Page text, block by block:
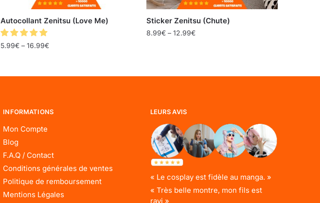
Autocollant Zenitsu (Love Me)
5.99€– 16.99€
Sticker Zenitsu (Chute)
8.99€– 12.99€
INFORMATIONS
Mon Compte
Blog
F.A.Q / Contact
Conditions générales de ventes
Politique de remboursement
Mentions Légales
LEURS AVIS
« Le cosplay est fidèle au manga. »
« Très belle montre, mon fils est
ravi »